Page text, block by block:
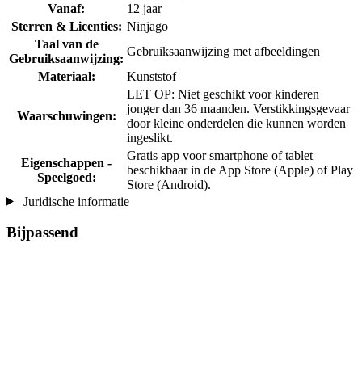
Vanaf:
12 jaar
Sterren & Licenties: Ninjago
Taal van de
Gebruiksaanwijzing:
Gebruiksaanwijzing met afbeeldingen
Materiaal:
Kunststof
Waarschuwingen:
LET OP: Niet geschikt voor kinderen
jonger dan 36 maanden. Verstikkingsgevaar
door kleine onderdelen die kunnen worden
ingeslikt.
Eigenschappen -
Speelgoed:
Gratis app voor smartphone of tablet
beschikbaar in de App Store (Apple) of Play
Store (Android).
Juridische informatie
Bijpassend